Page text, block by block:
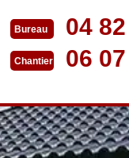
Bureau 04
Chantier 06